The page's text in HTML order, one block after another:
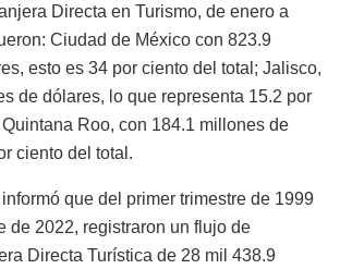
Directa en Turismo, de enero a
Ciudad de México con 823.9
esto es 34 por ciento del total; Jalisco,
de dólares, lo que representa 15.2 por
Roo, con 184.1 millones de
ciento del total.
que del primer trimestre de 1999
de 2022, registraron un flujo de
Directa Turística de 28 mil 438.9